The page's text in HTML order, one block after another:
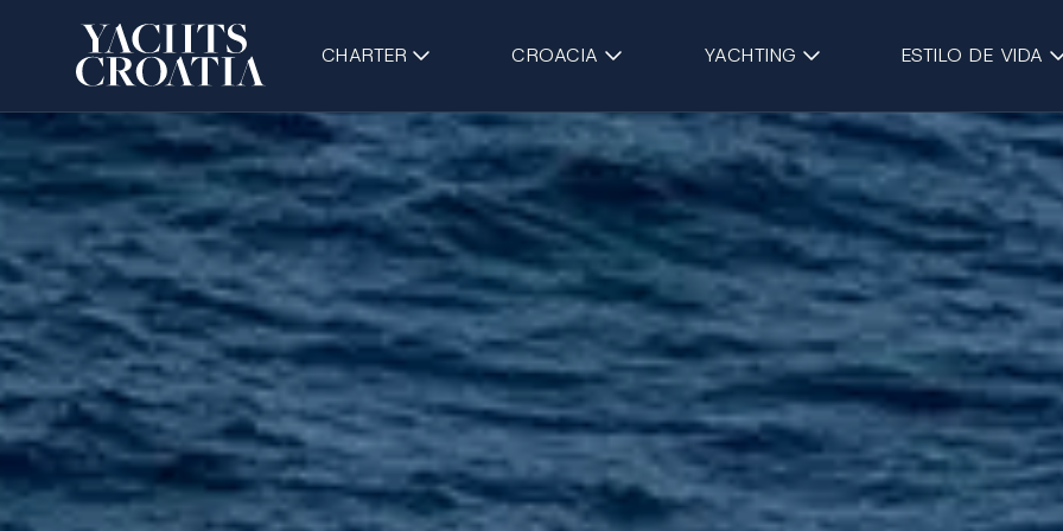
Saltar al contenido
CHARTER CROACIA YACHTING ESTILO DE VIDA